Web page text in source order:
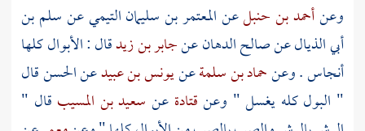
وعنأحمد بن حنبلعنالمعتمر بن سليمان التيميعنسلم بن
أبي الذيالعنصالح الدهانعنجابر بن زيدقال : الأبوال كلها
أنجاس . وعنحماد بن سلمةعنيونس بن عبيدعنالحسنقال
" البول كله يغسل " وعنقتادةعن سعيد بن المسيب قال "